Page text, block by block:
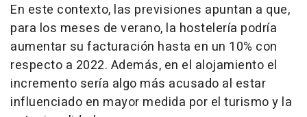
En este contexto, las previsiones apuntan a que,
para los meses de verano, la hostelería podría
aumentar su facturación hasta en un 10% con
respecto a 2022. Además, en el alojamiento el
incremento sería algo más acusado al estar
influenciado en mayor medida por el turismo y la